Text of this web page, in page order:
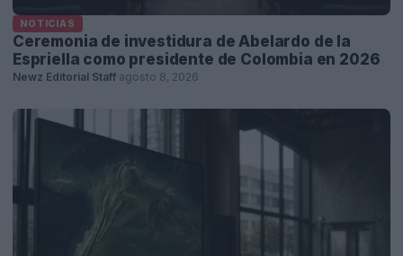
NOTICIAS
Ceremonia de investidura de Abelardo de la
Espriella como presidente de Colombia en 2026
Newz Editorial Staff agosto 8, 2026